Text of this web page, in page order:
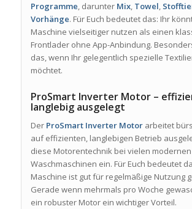
Programme, darunter Mix, Towel,
Vorhänge. Für Euch bedeutet das: Ihr
Maschine vielseitiger nutzen als einen
Frontlader ohne App-Anbindung.
das, wenn Ihr gelegentlich spezielle
möchtet.
ProSmart Inverter Motor –
langlebig ausgelegt
Der ProSmart Inverter Motorarbeitet
auf effizienten, langlebigen Betrieb
diese Motorentechnik bei vielen modernen
Waschmaschinen ein. Für Euch bedeutet
Maschine ist gut für regelmäßige Nutzung
Gerade wenn mehrmals pro Woche
ein robuster Motor ein wichtiger Vorteil.